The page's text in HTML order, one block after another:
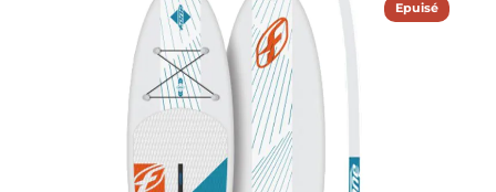
Epuisé